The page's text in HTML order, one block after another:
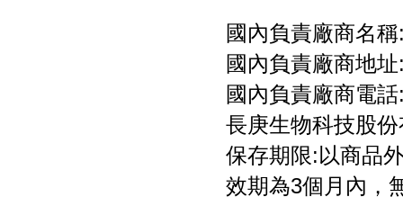
國內負責廠商名
國內負責廠商地
國內負責廠商電
長庚生物科技股
保存期限:以商品
效期為3個月內，